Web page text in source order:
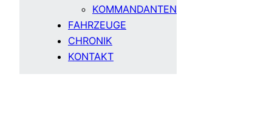
KOMMANDANTEN
FAHRZEUGE
CHRONIK
KONTAKT